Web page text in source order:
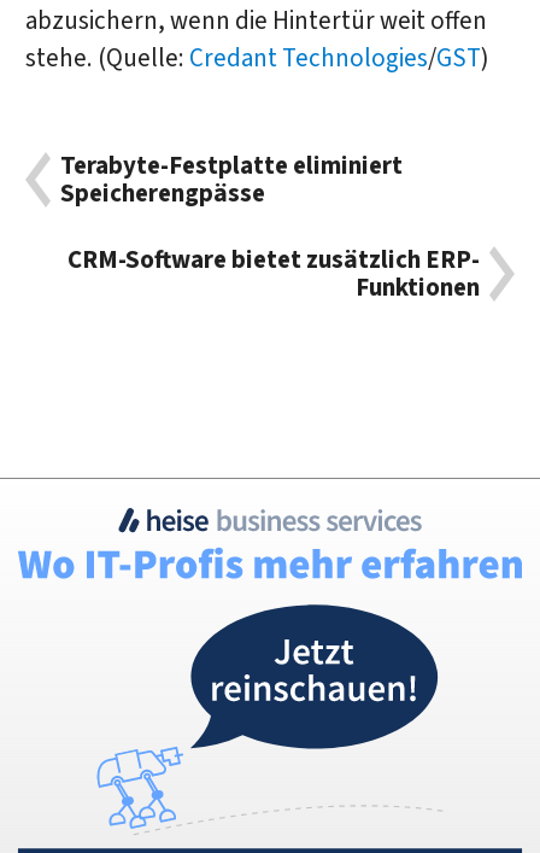
abzusichern, wenn die Hintertür weit offen
stehe. (Quelle: Credant Technologies/GST)
Terabyte-Festplatte eliminiert
Speicherengpässe
CRM-Software bietet zusätzlich ERP-
Funktionen